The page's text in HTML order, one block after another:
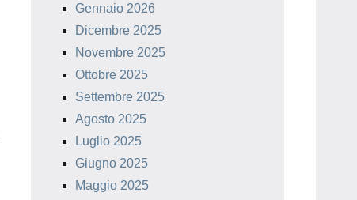
Gennaio 2026
Dicembre 2025
Novembre 2025
Ottobre 2025
Settembre 2025
Agosto 2025
Luglio 2025
Giugno 2025
Maggio 2025